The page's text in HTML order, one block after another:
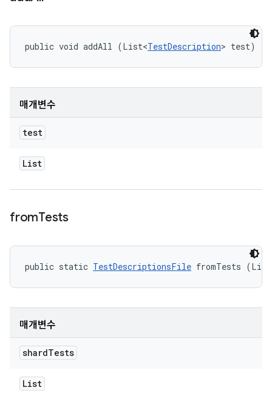
public void addAll (List<TestDescription> test)
매개변수
test
List
fromTests
public static TestDescriptionsFile fromTests
매개변수
shardTests
List